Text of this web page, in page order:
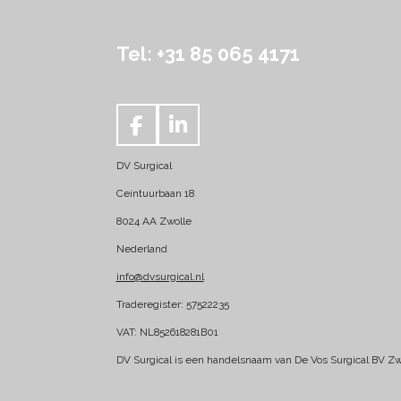
Tel: +31 85 065 4171
F
c
e
o
k
L
n
k
n
DV Surgical
Ceintuurbaan 18
8024 AA Zwolle
Nederland
info@dvsurgical.nl
Traderegister: 57522235
VAT: NL852618281B01
DV Surgical is een handelsnaam van De Vos Surgical BV